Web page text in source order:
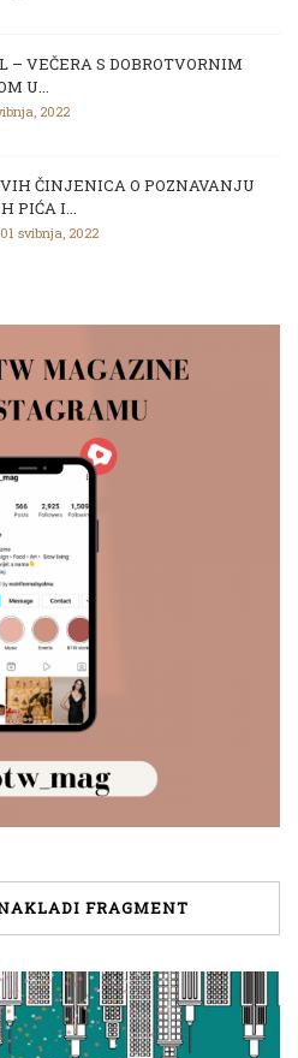
– VEČERA S DOBROTVORNIM
U...
2022
ČINJENICA O POZNAVANJU
PIĆA I...
01 svibnja, 2022
FRAGMENT